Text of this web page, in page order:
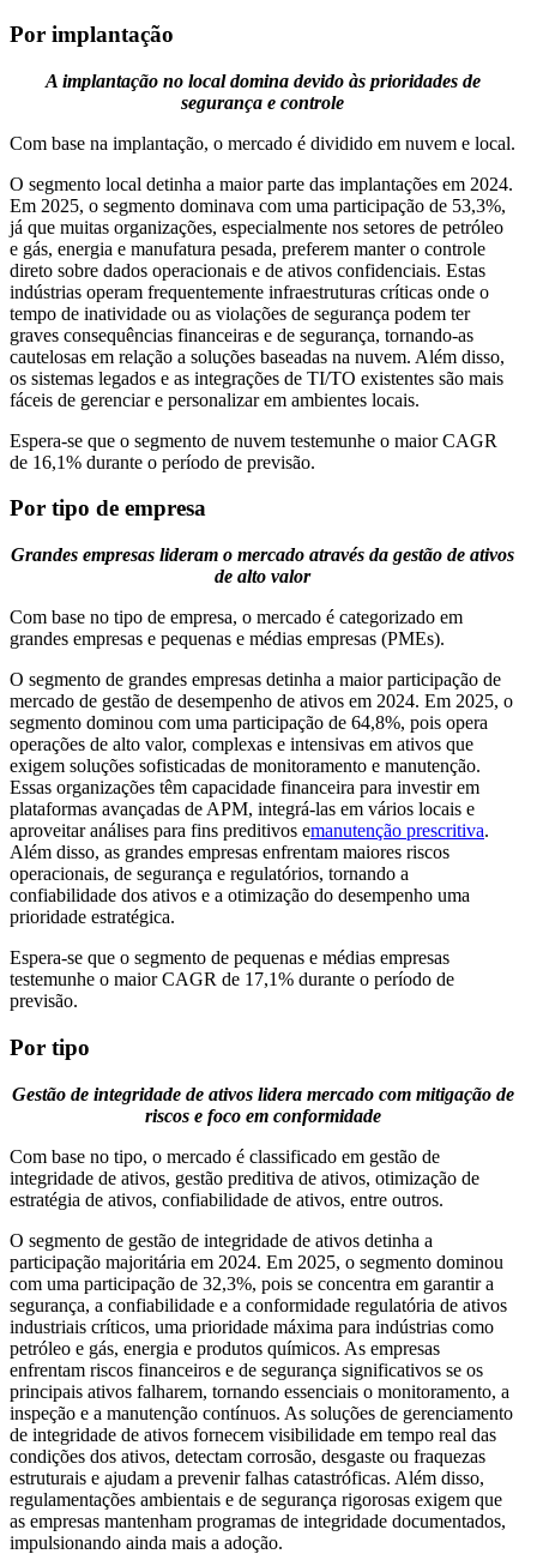
Por implantação
A implantação no local domina devido às prioridades de
segurança e controle
Com base na implantação, o mercado é dividido em nuvem e local.
O segmento local detinha a maior parte das implantações em 2024.
Em 2025, o segmento dominava com uma participação de 53,3%,
já que muitas organizações, especialmente nos setores de petróleo
e gás, energia e manufatura pesada, preferem manter o controle
direto sobre dados operacionais e de ativos confidenciais. Estas
indústrias operam frequentemente infraestruturas críticas onde o
tempo de inatividade ou as violações de segurança podem ter
graves consequências financeiras e de segurança, tornando-as
cautelosas em relação a soluções baseadas na nuvem. Além disso,
os sistemas legados e as integrações de TI/TO existentes são mais
fáceis de gerenciar e personalizar em ambientes locais.
Espera-se que o segmento de nuvem testemunhe o maior CAGR
de 16,1% durante o período de previsão.
Por tipo de empresa
Grandes empresas lideram o mercado através da gestão de ativos
de alto valor
Com base no tipo de empresa, o mercado é categorizado em
grandes empresas e pequenas e médias empresas (PMEs).
O segmento de grandes empresas detinha a maior participação de
mercado de gestão de desempenho de ativos em 2024. Em 2025, o
segmento dominou com uma participação de 64,8%, pois opera
operações de alto valor, complexas e intensivas em ativos que
exigem soluções sofisticadas de monitoramento e manutenção.
Essas organizações têm capacidade financeira para investir em
plataformas avançadas de APM, integrá-las em vários locais e
aproveitar análises para fins preditivos emanutenção prescritiva.
Além disso, as grandes empresas enfrentam maiores riscos
operacionais, de segurança e regulatórios, tornando a
confiabilidade dos ativos e a otimização do desempenho uma
prioridade estratégica.
Espera-se que o segmento de pequenas e médias empresas
testemunhe o maior CAGR de 17,1% durante o período de
previsão.
Por tipo
Gestão de integridade de ativos lidera mercado com mitigação de
riscos e foco em conformidade
Com base no tipo, o mercado é classificado em gestão de
integridade de ativos, gestão preditiva de ativos, otimização de
estratégia de ativos, confiabilidade de ativos, entre outros.
O segmento de gestão de integridade de ativos detinha a
participação majoritária em 2024. Em 2025, o segmento dominou
com uma participação de 32,3%, pois se concentra em garantir a
segurança, a confiabilidade e a conformidade regulatória de ativos
industriais críticos, uma prioridade máxima para indústrias como
petróleo e gás, energia e produtos químicos. As empresas
enfrentam riscos financeiros e de segurança significativos se os
principais ativos falharem, tornando essenciais o monitoramento, a
inspeção e a manutenção contínuos. As soluções de gerenciamento
de integridade de ativos fornecem visibilidade em tempo real das
condições dos ativos, detectam corrosão, desgaste ou fraquezas
estruturais e ajudam a prevenir falhas catastróficas. Além disso,
regulamentações ambientais e de segurança rigorosas exigem que
as empresas mantenham programas de integridade documentados,
impulsionando ainda mais a adoção.